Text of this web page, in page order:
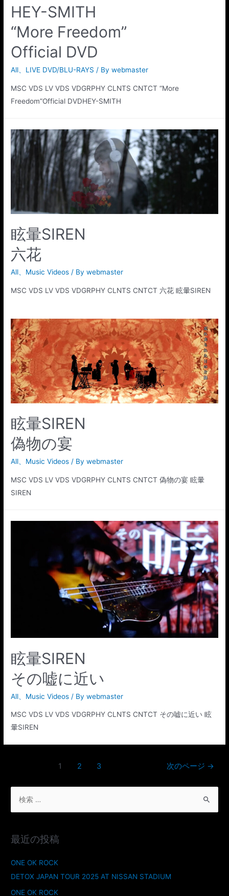
HEY-SMITH
“More Freedom”
Official DVD
All LIVE DVD/BLU-RAYS / Bywebmaster
MSC VDS LV VDS VDGRPHY CLNTS CNTCT “More
Freedom”Official DVDHEY-SMITH
眩暈SIREN
六花
All Music Videos / Bywebmaster
MSC VDS LV VDS VDGRPHY CLNTS CNTCT 六花 眩暈SIREN
眩暈SIREN
偽物の宴
All Music Videos / Bywebmaster
MSC VDS LV VDS VDGRPHY CLNTS CNTCT 偽物の宴 眩暈
SIREN
眩暈SIREN
その嘘に近い
All Music Videos / Bywebmaster
MSC VDS LV VDS VDGRPHY CLNTS CNTCT その嘘に近い 眩
暈SIREN
1 2 3 次のページ →
最近の投稿
ONE OK ROCK
DETOX JAPAN TOUR 2025 AT NISSAN STADIUM
ONE OK ROCK